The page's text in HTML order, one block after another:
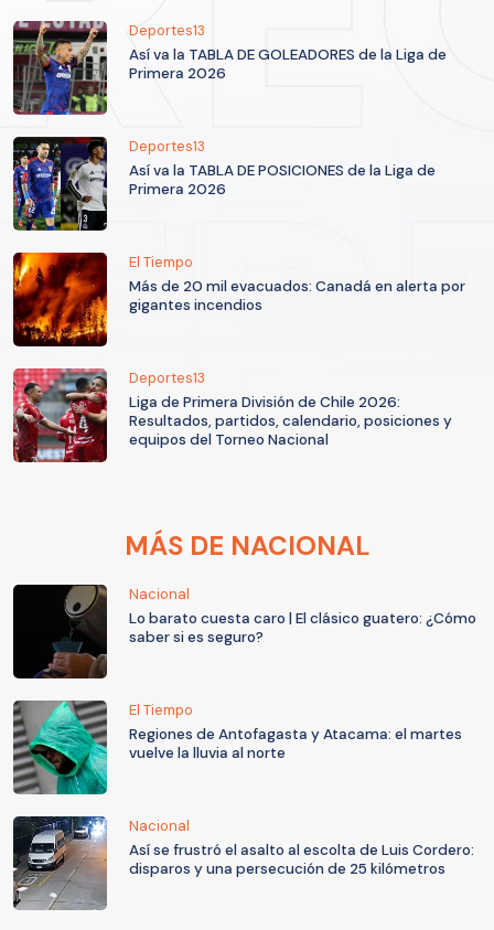
Deportes13
Así va la TABLA DE GOLEADORES de la Liga de
Primera 2026
Deportes13
Así va la TABLA DE POSICIONES de la Liga de
Primera 2026
El Tiempo
Más de 20 mil evacuados: Canadá en alerta por
gigantes incendios
Deportes13
Liga de Primera División de Chile 2026:
Resultados, partidos, calendario, posiciones y
equipos del Torneo Nacional
MÁS DE NACIONAL
Nacional
Lo barato cuesta caro | El clásico guatero: ¿Cómo
saber si es seguro?
El Tiempo
Regiones de Antofagasta y Atacama: el martes
vuelve la lluvia al norte
Nacional
Así se frustró el asalto al escolta de Luis Cordero:
disparos y una persecución de 25 kilómetros